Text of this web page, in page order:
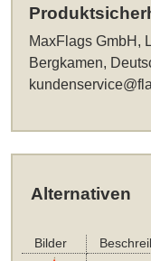
MaxFlags GmbH,
Bergkamen,
Alternativen
Bilder